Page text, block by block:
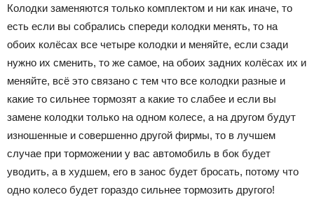
Колодки заменяются только комплектом и ни как иначе, то
есть если вы собрались спереди колодки менять, то на
обоих колёсах все четыре колодки и меняйте, если сзади
нужно их сменить, то же самое, на обоих задних колёсах их и
меняйте, всё это связано с тем что все колодки разные и
какие то сильнее тормозят а какие то слабее и если вы
замене колодки только на одном колесе, а на другом будут
изношенные и совершенно другой фирмы, то в лучшем
случае при торможении у вас автомобиль в бок будет
уводить, а в худшем, его в занос будет бросать, потому что
одно колесо будет гораздо сильнее тормозить другого!